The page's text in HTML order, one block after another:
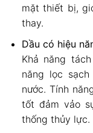
mặt thiết bị,
thay.
Dầu có hiệu
Khả năng
năng lọc
nước. Tính
tốt đảm vảo
thống thủy lực.